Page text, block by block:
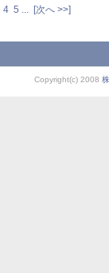
4 5 [次へ >>]
Copyright(c) 2008